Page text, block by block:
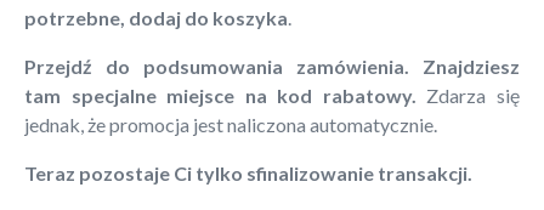
potrzebne, dodaj do koszyka.
Przejdź do podsumowania zamówienia. Znajdziesz
tam specjalne miejsce na kod rabatowy. Zdarza się
jednak, że promocja jest naliczona automatycznie.
Teraz pozostaje Ci tylko sfinalizowanie transakcji.